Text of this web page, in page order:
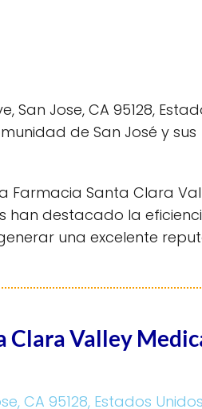
Jose, CA 95128,
de San José y sus
Farmacia Santa Clara
han destacado la
una excelente
Clara Valley
CA 95128, Estados Unidos